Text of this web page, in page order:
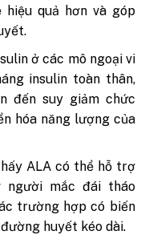
quả hơn và góp
ở các mô ngoại vi
insulin toàn thân,
đến suy giảm chức
hóa năng lượng của
ALA có thể hỗ trợ
người mắc đái tháo
trường hợp có biến
huyết kéo dài.